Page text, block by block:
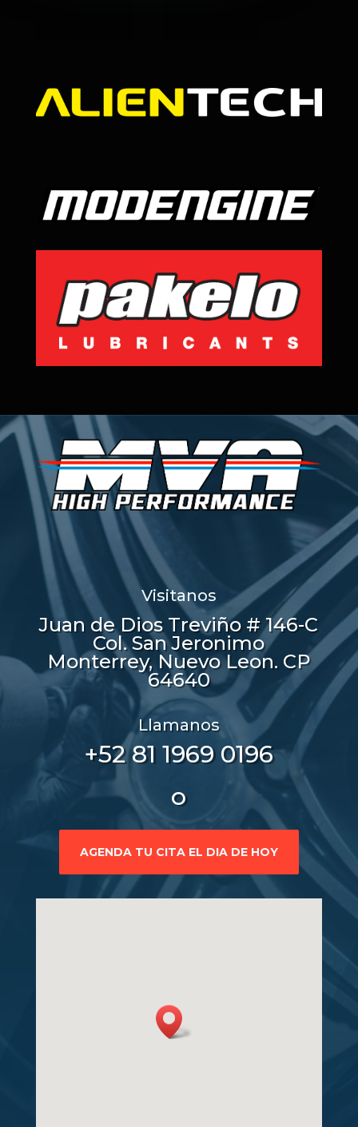
Visitanos
Juan de Dios Treviño # 146-C
Col. San Jeronimo
Monterrey, Nuevo Leon. CP
64640
Llamanos
+52 81 1969 0196
o
AGENDA TU CITA EL DIA DE HOY